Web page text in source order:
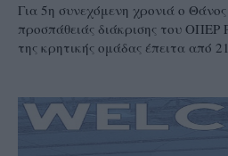
Για 5η συνεχόμενη χρονιά ο
προσπάθειάς διάκρισης του ΟΠΕΡ
της κρητικής ομάδας έπειτα από